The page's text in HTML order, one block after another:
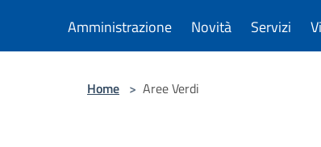
Amministrazione Novità Servizi
Home > Aree Verdi